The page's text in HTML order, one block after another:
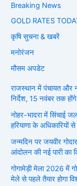
Breaking News
GOLD RATES
कृषि सुचना & खबरें
मनोरंजन
मौसम अपडेट
राजस्थान में पंचायत और
निर्देश, 15 नवंबर तक
नोहर-भादरा में सिंचाई
हरियाणा के अधिकारियों से
जन्मदिन पर जयवीर
आंदोलन की नई पारी का
गोगामेड़ी मेला 2026 में
मेले से पहले तैयार होगा